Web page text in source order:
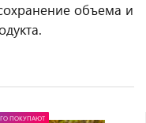
объема и
ПОКУПАЮТ